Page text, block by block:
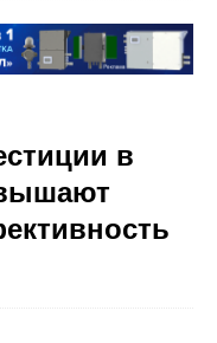
в